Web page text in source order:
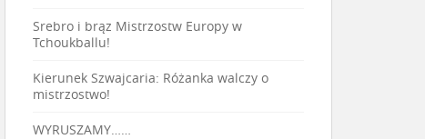
Srebro i brąz Mistrzostw Europy w
Tchoukballu!
Kierunek Szwajcaria: Różanka walczy o
mistrzostwo!
WYRUSZAMY……